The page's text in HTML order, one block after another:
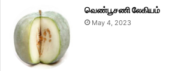
வெண்பூசணி லேகியம்
May 4, 2023